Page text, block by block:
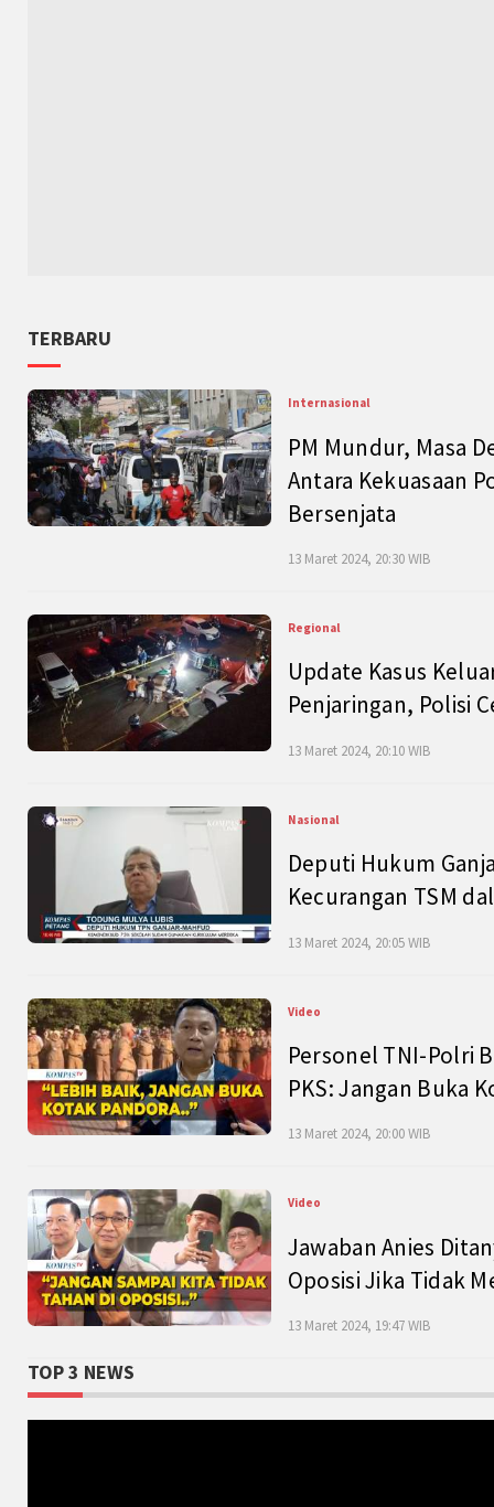
TERBARU
Internasional
PM Mundur, Masa
Antara Kekuasaan
Bersenjata
13 Maret 2024, 20:30 WIB
Regional
Update Kasus
Penjaringan, Polisi
13 Maret 2024, 20:10 WIB
Nasional
Deputi Hukum
Kecurangan TSM
13 Maret 2024, 20:05 WIB
Video
Personel TNI-Polri
PKS: Jangan Buka
13 Maret 2024, 20:00 WIB
Video
Jawaban Anies
Oposisi Jika Tidak
13 Maret 2024, 19:47 WIB
TOP 3 NEWS